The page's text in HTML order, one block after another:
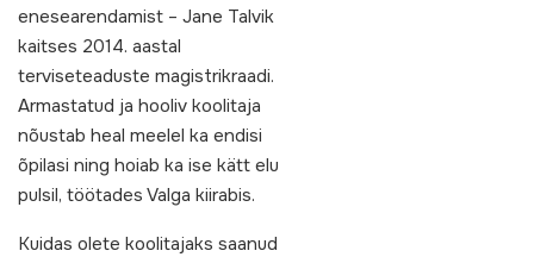
enesearendamist – Jane Talvik
kaitses 2014. aastal
terviseteaduste magistrikraadi.
Armastatud ja hooliv koolitaja
nõustab heal meelel ka endisi
õpilasi ning hoiab ka ise kätt elu
pulsil, töötades Valga kiirabis.
Kuidas olete koolitajaks saanud